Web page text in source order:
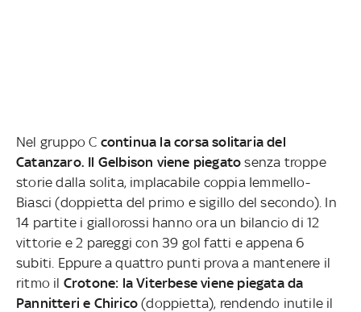
Nel gruppo C continua la corsa solitaria del
Catanzaro. Il Gelbison viene piegatosenza troppe
storie dalla solita, implacabile coppia Iemmello-
Biasci (doppietta del primo e sigillo del secondo). In
14 partite i giallorossi hanno ora un bilancio di 12
vittorie e 2 pareggi con 39 gol fatti e appena 6
subiti. Eppure a quattro punti prova a mantenere il
ritmo il Crotone: la Viterbese viene piegata da
Pannitteri e Chirico(doppietta), rendendo inutile il